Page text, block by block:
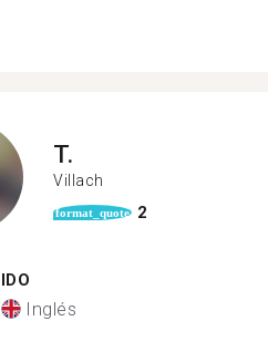
T.
Villach
format_quote 2
Inglés